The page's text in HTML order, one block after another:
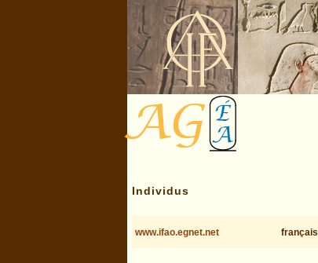
Individus
www.ifao.egnet.net français